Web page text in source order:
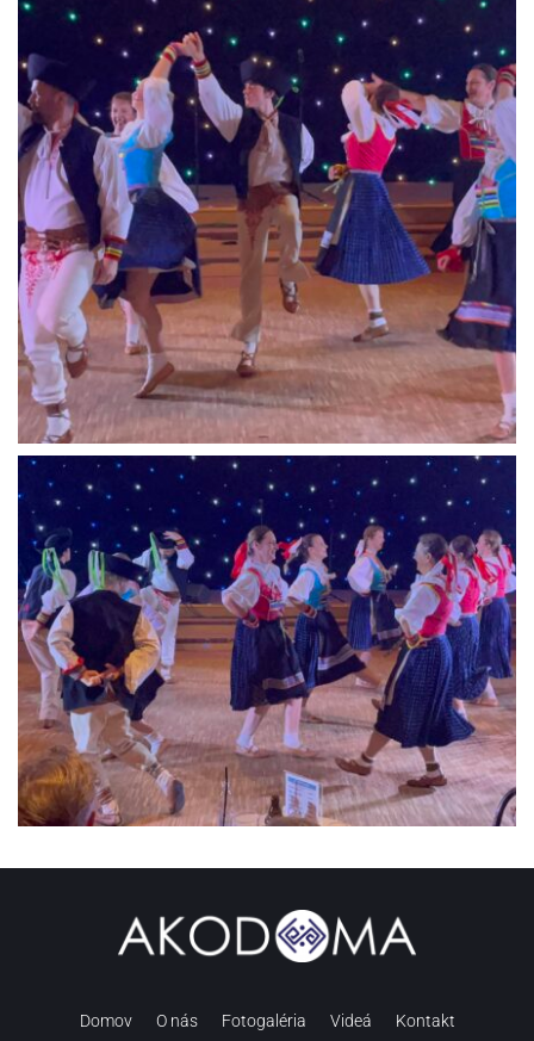
Domov O nás Fotogaléria Videá Kontakt